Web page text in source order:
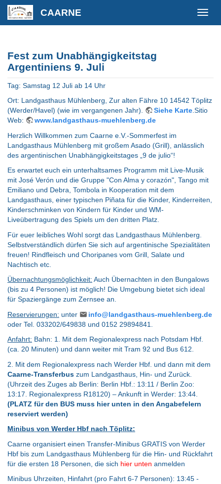
CAARNE
Fest zum Unabhängigkeitstag
Argentiniens 9. Juli
Tag: Samstag 12 Juli ab 14 Uhr
Ort: Landgasthaus Mühlenberg, Zur alten Fähre 10 14542 Töplitz
(Werder/Havel) (wie im vergangenen Jahr).
Siehe Karte .Sitio
Web:
www.landgasthaus-muehlenberg.de
Herzlich Willkommen zum Caarne e.V.-Sommerfest im
Landgasthaus Mühlenberg mit großem Asado (Grill), anlässlich
des argentinischen Unabhängigkeitstages „9 de julio“!
Es erwartet euch ein unterhaltsames Programm mit Live-Musik
mit José Verón und die Gruppe "Con Alma y corazón", Tango mit
Emiliano und Debra, Tombola in Kooperation mit dem
Landgasthaus, einer typischen Piñata für die Kinder, Kinderreiten,
Kinderschminken von Kindern für Kinder und WM-
Liveübertragung des Spiels um den dritten Platz.
Für euer leibliches Wohl sorgt das Landgasthaus Mühlenberg.
Selbstverständlich dürfen Sie sich auf argentinische Spezialitäten
freuen! Rindfleisch und Choripanes vom Grill, Salate und
Nachtisch etc.
Übernachtungsmöglichkeit: Auch Übernachten in den Bungalows
(bis zu 4 Personen) ist möglich! Die Umgebung bietet sich ideal
für Spaziergänge zum Zernsee an.
Reservierungen: unter
info@landgasthaus-muehlenberg.de
oder Tel. 033202/649838 und 0152 29894841.
Anfahrt: Bahn: 1. Mit dem Regionalexpress nach Potsdam Hbf.
(ca. 20 Minuten) und dann weiter mit Tram 92 und Bus 612.
2. Mit dem Regionalexpress nach Werder Hbf. und dann mit dem
Caarne-Transferbus zum Landgasthaus, Hin- und Zurück.
(Uhrzeit des Zuges ab Berlin: Berlin Hbf.: 13:11 / Berlin Zoo:
13:17. Regionalexpress R18120) – Ankunft in Werder: 13:44.
(PLATZ für den BUS muss hier unten in den Angabefelern
reserviert werden)
Minibus von Werder Hbf nach Töplitz:
Caarne organisiert einen Transfer-Minibus GRATIS von Werder
Hbf bis zum Landgasthaus Mühlenberg für die Hin- und Rückfahrt
für die ersten 18 Personen, die sich hier unten anmelden
Minibus Uhrzeiten, Hinfahrt (pro Fahrt 6-7 Personen): 13:45 -